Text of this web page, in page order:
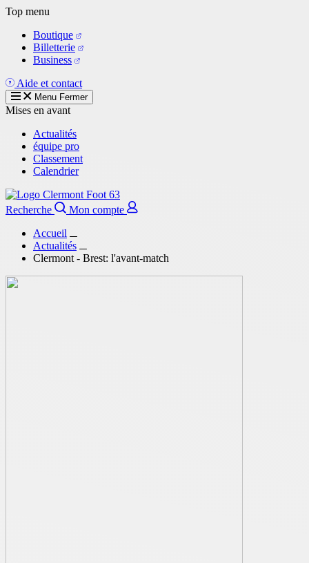
Aller
contenu
principal
Top menu
Boutique
Billetterie
Business
Aide et contact
Menu Fermer
Mises en avant
Actualités
équipe pro
Classement
Calendrier
Recherche
Mon compte
Accueil
Actualités
Clermont - Brest: l'avant-match